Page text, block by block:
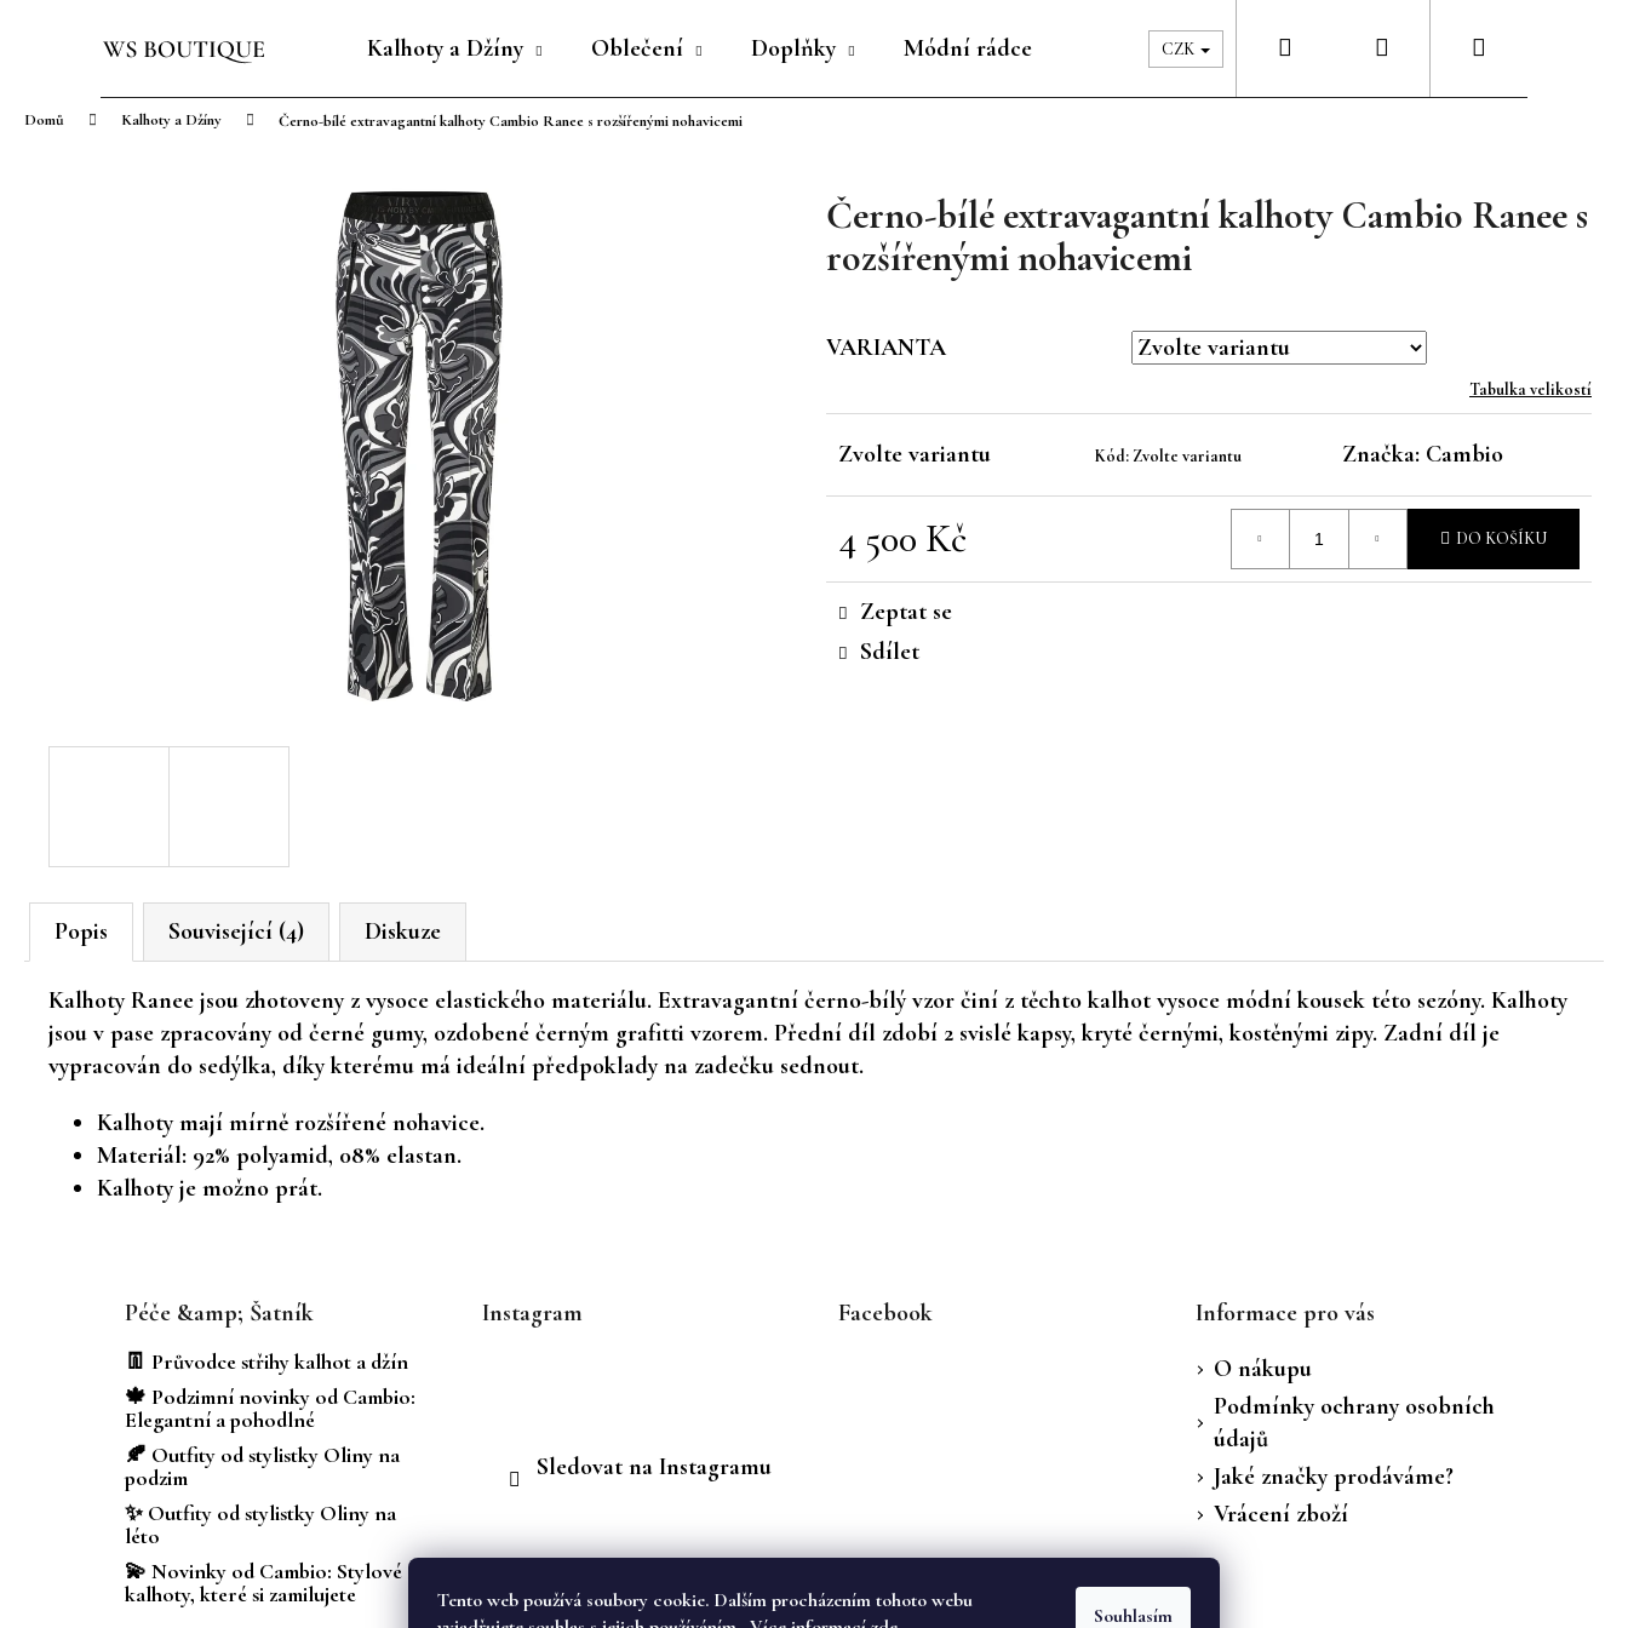
Tento web používá soubory cookie. Dalším procházením tohoto webu
Souhlasím
Kalhoty a Džíny Oblečení Doplňky Módní rádce Péče & Šatník Kontakty
CZK Přihlášení
Domů Kalhoty a Džíny Černo-bílé extravagantní kalhoty Cambio Ranee s rozšířenými nohavicemi
Černo-bílé extravagantní kalhoty Cambio Ranee s
rozšířenými nohavicemi
VARIANTA
Tabulka velikostí
Zvolte variantu Kód: Zvolte variantu Značka: Cambio
4 500 Kč
Měrná
cena:
DO KOŠÍKU
Zeptat se
Sdílet
Popis Související (4) Diskuze
Kalhoty Ranee jsou zhotoveny z vysoce elastického materiálu. Extravagantní černo-bílý vzor činí z těchto kalhot vysoce módní kousek této sezóny. Kalhoty
jsou v pase zpracovány od černé gumy, ozdobené černým grafitti vzorem. Přední díl zdobí 2 svislé kapsy, kryté černými, kostěnými zipy. Zadní díl je
vypracován do sedýlka, díky kterému má ideální předpoklady na zadečku sednout.
Kalhoty mají mírně rozšířené nohavice.
Materiál: 92% polyamid, 08% elastan.
Kalhoty je možno prát.
Zpět
obchodu
Zpět
obchodu
Co potřebujete najít?
HLEDAT
Péče &amp; Šatník
👖 Průvodce střihy kalhot a džín
🍁 Podzimní novinky od Cambio:
Elegantní a pohodlné
🍂 Outfity od stylistky Oliny na
podzim
✨ Outfity od stylistky Oliny na
léto
💫 Novinky od Cambio: Stylové
kalhoty, které si zamilujete
Instagram
Sledovat na Instagramu
Facebook
Informace pro vás
O nákupu
Podmínky ochrany osobních
údajů
Jaké značky prodáváme?
Vrácení zboží